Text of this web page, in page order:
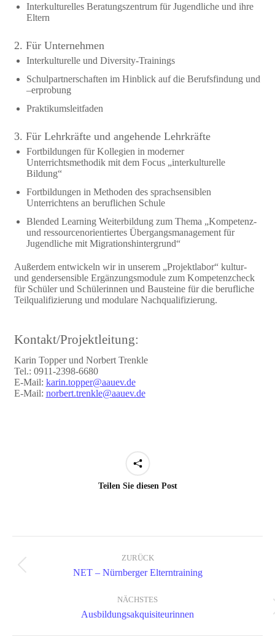
Interkulturelles Beratungszentrum für Jugendliche und ihre
Eltern
2. Für Unternehmen
Interkulturelle und Diversity-Trainings
Schulpartnerschaften im Hinblick auf die Berufsfindung und
–erprobung
Praktikumsleitfaden
3. Für Lehrkräfte und angehende Lehrkräfte
Fortbildungen für Kollegien in moderner
Unterrichtsmethodik mit dem Focus „interkulturelle
Bildung“
Fortbildungen in Methoden des sprachsensiblen
Unterrichtens an beruflichen Schule
Blended Learning Weiterbildung zum Thema „Kompetenz-
und ressourcenorientiertes Übergangsmanagement für
Jugendliche mit Migrationshintergrund“
Außerdem entwickeln wir in unserem „Projektlabor“ kultur-
und gendersensible Ergänzungsmodule zum Kompetenzcheck
für Schüler und Schülerinnen und Bausteine für die berufliche
Teilqualifizierung und modulare Nachqualifizierung.
Kontakt/Projektleitung:
Karin Topper und Norbert Trenkle
Tel.: 0911-2398-6680
E-Mail: karin.topper@aauev.de
E-Mail: norbert.trenkle@aauev.de
Teilen Sie diesen Post
Project
ZURÜCK
Previous
project:
NET – Nürnberger Elterntraining
NÄCHSTES
Next
project:
Ausbildungsakquisiteurinnen